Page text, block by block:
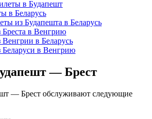
в Будапешт
в Беларусь
из Будапешта в Беларусь
в Венгрию
в Беларусь
Беларуси в Венгрию
— Брест
— Брест обслуживают следующие